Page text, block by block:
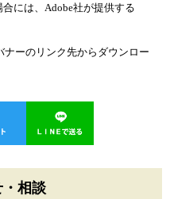
には、Adobe社が提供する
ナーのリンク先からダウンロー
・相談